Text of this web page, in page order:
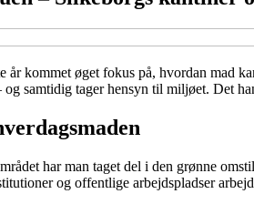
år kommet øget fokus på, hvordan mad
samtidig tager hensyn til miljøet. Det
har man taget del i den grønne
og offentlige arbejdspladser